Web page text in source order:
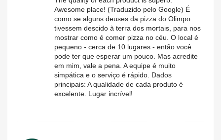
Awesome place! (Traduzido pelo Google) É
como se alguns deuses da pizza do Olimpo
tivessem descido à terra dos mortais, para nos
mostrar como é comer pizza no céu. O local é
pequeno - cerca de 10 lugares - então você
pode ter que esperar um pouco. Mas acredite
em mim, vale a pena. A equipe é muito
simpática e o serviço é rápido. Dados
principais: A qualidade de cada produto é
excelente. Lugar incrível!